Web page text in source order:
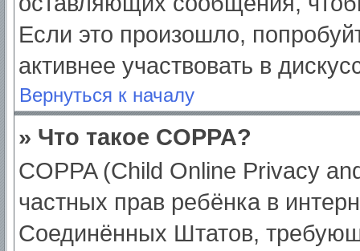
Если это произошло,
активнее участвовать в
Вернуться к началу
» Что такое COPPA?
COPPA (Child Online Privacy
частных прав ребёнка в
Соединённых Штатов,